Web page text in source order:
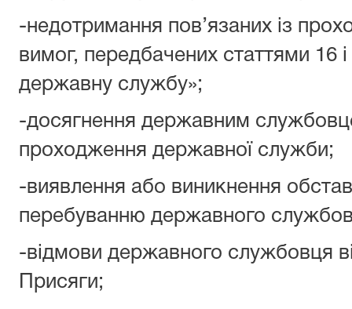
-недотримання пов’язаних із
вимог, передбачених статтями 16
державну службу»;
-досягнення державним
проходження державної служби;
-виявлення або виникнення
перебуванню державного
-відмови державного службовця
Присяги;